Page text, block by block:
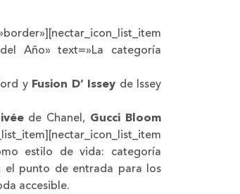
del Año» text=»La categoría
yFusion D’ Issey de Issey
de Chanel, Gucci Bloom
estilo de vida: categoría
el punto de entrada para los
accesible.